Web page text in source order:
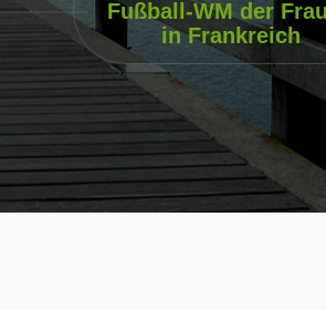
Fußball-WM der
in Frankreich